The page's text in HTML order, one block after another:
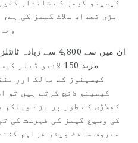
کیسینو گیمز کے شاندار
بڑی تعداد سلاٹ گیمز کی
ان میں سے 4,800 سے
مزید 150 لائیو
کیسینوز کے مالک اور
کیسینو لانچ کرتے ہیں تو
کھلاڑی کے طور پر بڑے
کی وسیع گیمز کی فہرست کی
معروف سافٹ ویئر فراہم